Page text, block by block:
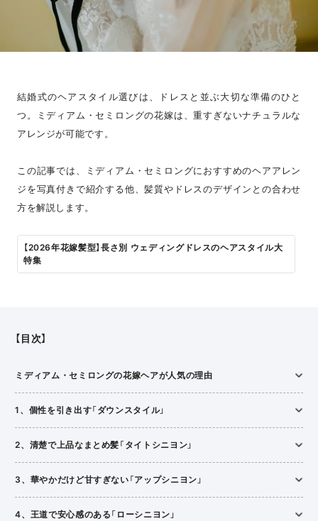
結婚式のヘアスタイル選びは、ドレスと並ぶ大切な準備のひと
つ。ミディアム・セミロングの花嫁は、重すぎないナチュラルな
アレンジが可能です。
この記事では、ミディアム・セミロングにおすすめのヘアアレン
ジを写真付きで紹介する他、髪質やドレスのデザインとの合わせ
方を解説します。
【2026年花嫁髪型】長さ別 ウェディングドレスのヘアスタイル大
特集
【目次】
ミディアム・セミロングの花嫁ヘアが人気の理由
1、個性を引き出す「ダウンスタイル」
2、清楚で上品なまとめ髪「タイトシニヨン」
3、華やかだけど甘すぎない「アップシニヨン」
4、王道で安心感のある「ローシニヨン」